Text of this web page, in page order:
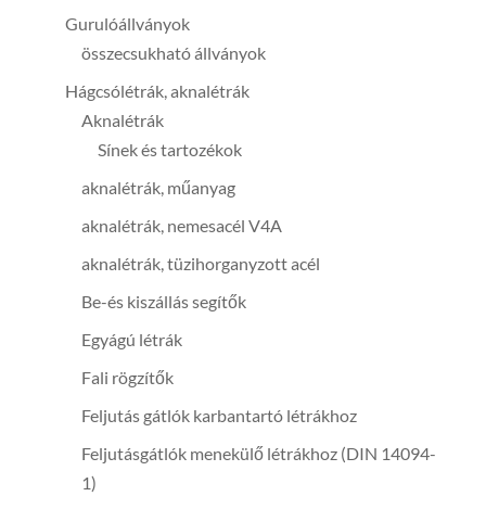
Gurulóállványok
összecsukható állványok
Hágcsólétrák, aknalétrák
Aknalétrák
Sínek és tartozékok
aknalétrák, műanyag
aknalétrák, nemesacél V4A
aknalétrák, tüzihorganyzott acél
Be-és kiszállás segítők
Egyágú létrák
Fali rögzítők
Feljutás gátlók karbantartó létrákhoz
Feljutásgátlók menekülő létrákhoz (DIN 14094-
1)